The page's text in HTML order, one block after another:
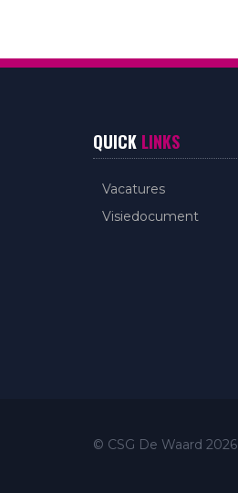
QUICK LINKS
Vacatures
Visiedocument
© CSG De Waard 2026